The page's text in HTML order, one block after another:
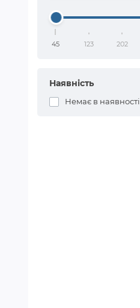
45 123 202
Наявність
Немає в наявності